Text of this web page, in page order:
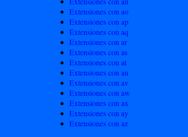
Extensiones con ao
Extensiones con ap
Extensiones con aq
Extensiones con ar
Extensiones con as
Extensiones con at
Extensiones con au
Extensiones con av
Extensiones con aw
Extensiones con ax
Extensiones con ay
Extensiones con az